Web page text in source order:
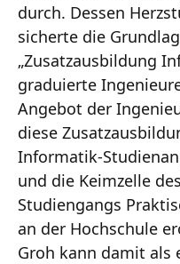
durch. Dessen
sicherte die
„Zusatzausbildung
graduierte
Angebot der
diese
Informatik-
und die Keimzelle
Studiengangs
an der Hochschule
Groh kann damit als